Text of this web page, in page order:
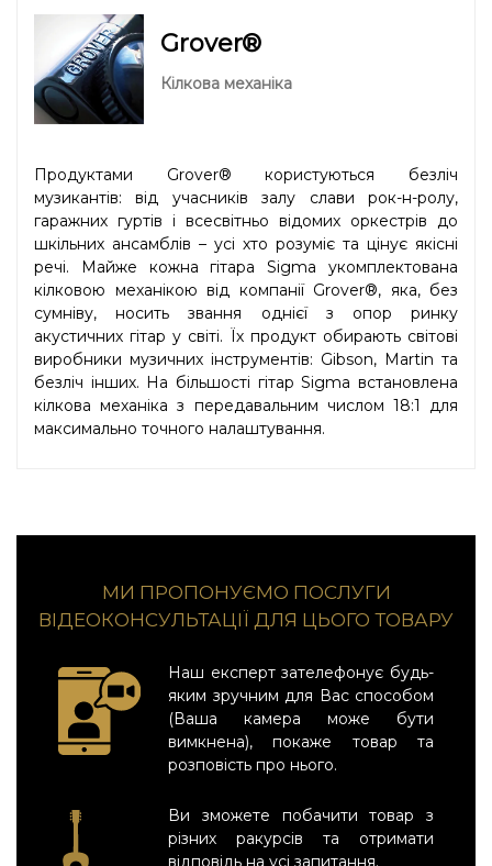
Grover®
Кілкова механіка
Продуктами Grover® користуються безліч
музикантів: від учасників залу слави рок-н-ролу,
гаражних гуртів і всесвітньо відомих оркестрів до
шкільних ансамблів – усі хто розуміє та цінує якісні
речі. Майже кожна гітара Sigma укомплектована
кілковою механікою від компанії Grover®, яка, без
сумніву, носить звання однієї з опор ринку
акустичних гітар у світі. Їх продукт обирають світові
виробники музичних інструментів: Gibson, Martin та
безліч інших. На більшості гітар Sigma встановлена
кілкова механіка з передавальним числом 18:1 для
максимально точного налаштування.
МИ ПРОПОНУЄМО ПОСЛУГИ
ВІДЕОКОНСУЛЬТАЦІЇ ДЛЯ ЦЬОГО ТОВАРУ
Наш експерт зателефонує будь-
яким зручним для Вас способом
(Ваша камера може бути
вимкнена), покаже товар та
розповість про нього.
Ви зможете побачити товар з
різних ракурсів та отримати
відповідь на усі запитання.